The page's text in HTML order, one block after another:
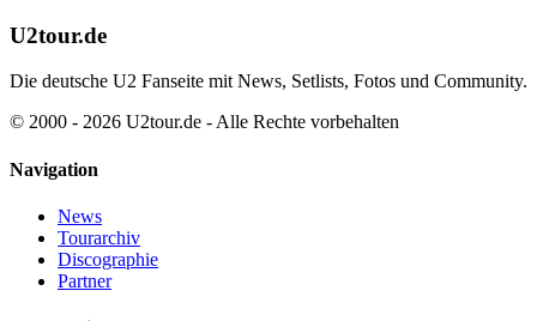
U2tour.de
Die deutsche U2 Fanseite mit News, Setlists, Fotos und Community.
© 2000 - 2026 U2tour.de - Alle Rechte vorbehalten
Navigation
News
Tourarchiv
Discographie
Partner